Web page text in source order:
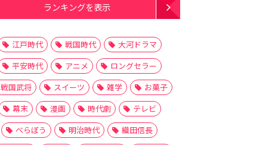
ランキングを表示
江戸時代 戦国時代
大河ドラマ
平安時代
アニメ
ロングセラー
戦国武将
スイーツ 雑学
お菓子
幕末
漫画 時代劇
テレビ
べらぼう
明治時代
織田信長